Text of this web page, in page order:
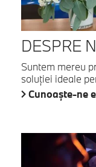
DESPRE
Suntem mereu
soluţiei ideale
Cunoaşte-ne